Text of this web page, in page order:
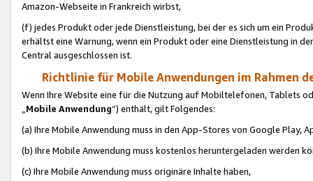
Amazon-Webseite in Frankreich wirbst,
(f) jedes Produkt oder jede Dienstleistung, bei der es sich um ein
erhältst eine Warnung, wenn ein Produkt oder eine Dienstleistung in
Central ausgeschlossen ist.
Richtlinie für Mobile Anwendungen im Rahmen
Wenn Ihre Website eine für die Nutzung auf Mobiltelefonen, Tablets
„Mobile Anwendung“) enthält, gilt Folgendes:
(a) Ihre Mobile Anwendung muss in den App-Stores von Google Play,
(b) Ihre Mobile Anwendung muss kostenlos heruntergeladen werden
(c) Ihre Mobile Anwendung muss originäre Inhalte haben,